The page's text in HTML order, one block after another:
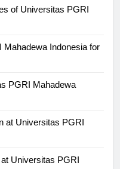
of Universitas PGRI
Indonesia for
PGRI Mahadewa
at Universitas PGRI
Universitas PGRI